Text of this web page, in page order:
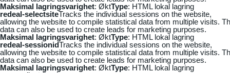
Maksimal lagringsvarighet: ØktType: HTML lokal lagring
redeal-selectsiteTracks the individual sessions on the website,
allowing the website to compile statistical data from multiple visits.
data can also be used to create leads for marketing purposes.
Maksimal lagringsvarighet: ØktType: HTML lokal lagring
redeal-sessionidTracks the individual sessions on the website,
allowing the website to compile statistical data from multiple visits.
data can also be used to create leads for marketing purposes.
Maksimal lagringsvarighet: ØktType: HTML lokal lagring